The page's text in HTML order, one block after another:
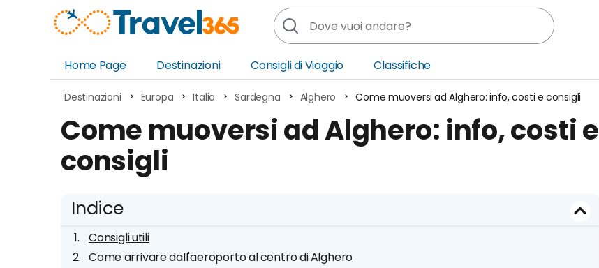
Home Page
Destinazioni
Oceania
Nord America
America Centrale
Sud America
Consigli di Viaggio Classifiche
Destinazioni Europa Italia Sardegna Alghero Come muoversi ad Alghero: info, costi e consigli
Come muoversi ad Alghero: info, costi e
consigli
Indice
Consigli utili
Come arrivare dall'aeroporto al centro di Alghero